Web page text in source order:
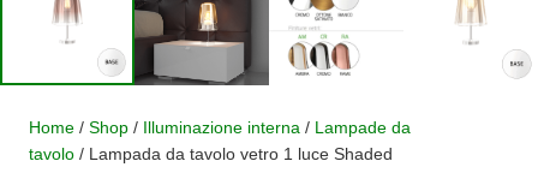
Home / Shop / Illuminazione interna / Lampade da
tavolo / Lampada da tavolo vetro 1 luce Shaded